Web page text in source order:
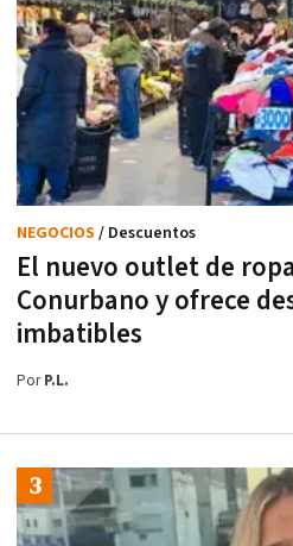
El nuevo outlet de
Conurbano y ofrece
imbatibles
NEGOCIOS / Descuentos
PorP.L.